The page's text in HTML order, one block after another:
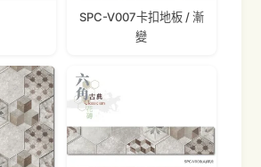
SPC-V007卡扣地板 / 漸
變